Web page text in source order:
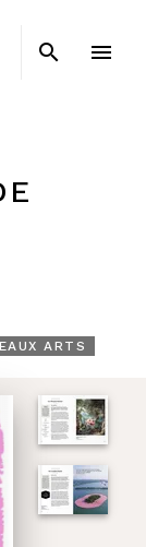
search menu
ARTS